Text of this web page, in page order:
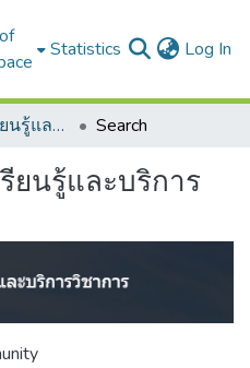
Statistics Log In
สำนักส่งเสริมการเรียนรู้และบริการวิชาการ Search
ยนรู้และบริการ